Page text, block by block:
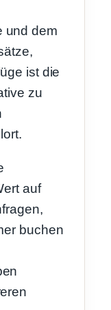
und dem
ist die
zu
auf
buchen